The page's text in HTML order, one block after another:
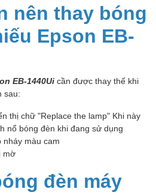
nên thay bóng
Epson EB-
EB-1440Ui cần được thay thế khi
sau:
thị chữ "Replace the lamp" Khi này
nổ bóng đèn khi đang sử dụng
nháy màu cam
mờ
đèn máy